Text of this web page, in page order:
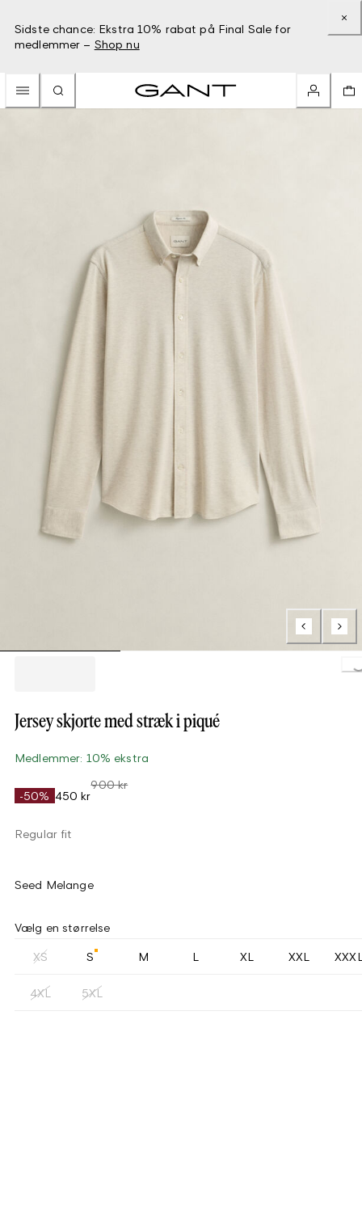
Sidste chance: Ekstra 10% rabat på Final Sale for
medlemmer – Shop nu
Jersey skjorte med stræk i piqué
Medlemmer: 10% ekstra
-50% 450 kr
900 kr
Regular fit
Seed Melange
Vælg en størrelse
XS S M L XL XXL
4XL 5XL